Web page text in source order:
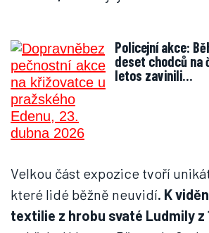
Policejní akce: Během půlhodiny
deset chodců na
letos zavinili…
Velkou část expozice tvoří
které lidé běžně neuvidí. K
textilie z hrobu svaté Ludmily